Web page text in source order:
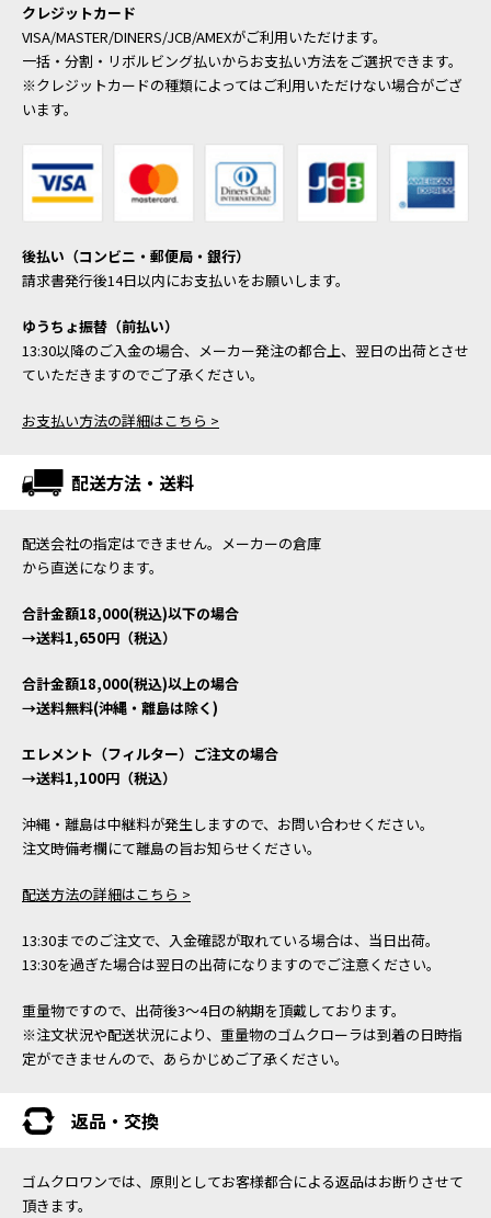
クレジットカード
VISA/MASTER/DINERS/JCB/AMEXがご利用いただけます。
一括・分割・リボルビング払いからお支払い方法をご選択できます。
※クレジットカードの種類によってはご利用いただけない場合がござ
います。
後払い（コンビニ・郵便局・銀行）
請求書発行後14日以内にお支払いをお願いします。
ゆうちょ振替（前払い）
13:30以降のご入金の場合、メーカー発注の都合上、翌日の出荷とさせ
ていただきますのでご了承ください。
お支払い方法の詳細はこちら >
配送方法・送料
配送会社の指定はできません。メーカーの倉庫
から直送になります。
合計金額18,000(税込)以下の場合
→送料1,650円（税込）
合計金額18,000(税込)以上の場合
→送料無料(沖縄・離島は除く)
エレメント（フィルター）ご注文の場合
→送料1,100円（税込）
沖縄・離島は中継料が発生しますので、お問い合わせください。
注文時備考欄にて離島の旨お知らせください。
配送方法の詳細はこちら >
13:30までのご注文で、入金確認が取れている場合は、当日出荷。
13:30を過ぎた場合は翌日の出荷になりますのでご注意ください。
重量物ですので、出荷後3～4日の納期を頂戴しております。
※注文状況や配送状況により、重量物のゴムクローラは到着の日時指
定ができませんので、あらかじめご了承ください。
返品・交換
ゴムクロワンでは、原則としてお客様都合による返品はお断りさせて
頂きます。